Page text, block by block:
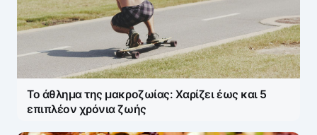
Το άθλημα της μακροζωίας: Χαρίζει έως και 5
επιπλέον χρόνια ζωής